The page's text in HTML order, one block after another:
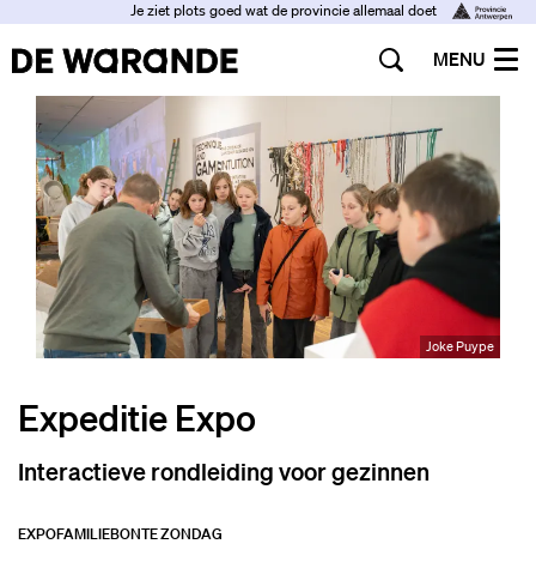
Je ziet plots goed wat de provincie allemaal doet
MENU
Joke Puype
Expeditie Expo
Interactieve rondleiding voor gezinnen
EXPOFAMILIEBONTE ZONDAG